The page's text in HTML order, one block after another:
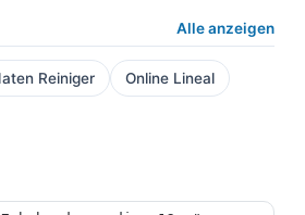
Alle anzeigen
Reiniger Online Lineal